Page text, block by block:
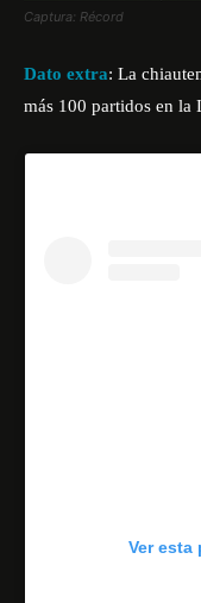
Captura: Récord
Dato extra: La
más 100 partidos en la
Ver esta